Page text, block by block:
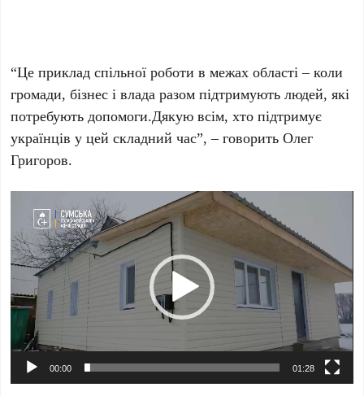
“Це приклад спільної роботи в межах області – коли
громади, бізнес і влада разом підтримують людей, які
потребують допомоги.Дякую всім, хто підтримує
українців у цей складний час”, – говорить Олег
Григоров.
Відеопрогравач
00:00 01:28